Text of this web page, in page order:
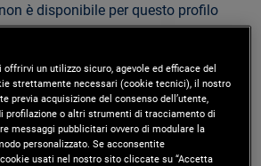
è disponibile per questo profilo
un utilizzo sicuro, agevole ed efficace del
strettamente necessari (cookie tecnici), il nostro
previa acquisizione del consenso dell’utente,
profilazione o altri strumenti di tracciamento di
messaggi pubblicitari ovvero di modulare la
personalizzato. Se acconsentite
usati nel nostro sito cliccate su “Accetta